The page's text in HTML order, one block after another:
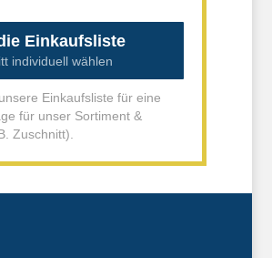
Einkaufsliste
individuell wählen
Einkaufsliste für eine
für unser Sortiment &
Zuschnitt).